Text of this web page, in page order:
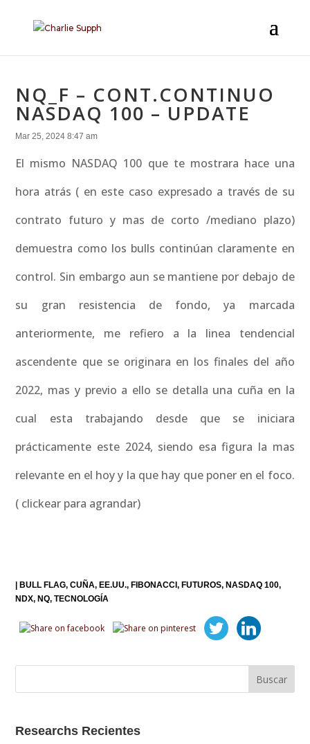
NQ_F – CONT.CONTINUO
NASDAQ 100 – UPDATE
Mar 25, 2024 8:47 am
El mismo NASDAQ 100 que te mostrara hace una
hora atrás ( en este caso expresado a través de su
contrato futuro y mas de corto /mediano plazo)
demuestra como los bulls continúan claramente en
control. Sin embargo aun se mantiene por debajo de
su gran resistencia de fondo, ya marcada
anteriormente, me refiero a la linea tendencial
ascendente que se originara en los finales del año
2022, mas y previo a ello se detalla una cuña en la
cual esta trabajando desde que se iniciara
prácticamente este 2024, siendo esa figura la mas
relevante en el hoy y la que hay que poner en el foco.
( clickear para agrandar)
BULL FLAG CUÑA EE.UU. FIBONACCI FUTUROS NASDAQ 100
NDX NQ TECNOLOGÍA
Researchs Recientes